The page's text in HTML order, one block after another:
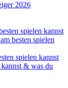
2026
spielen kannst
besten spielen
spielen kannst
& was du